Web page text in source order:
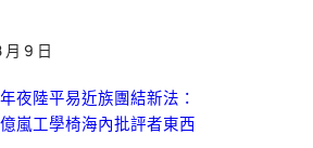
9 日
夜陸平易近族團結新法：
嵐工學椅海內批評者東西